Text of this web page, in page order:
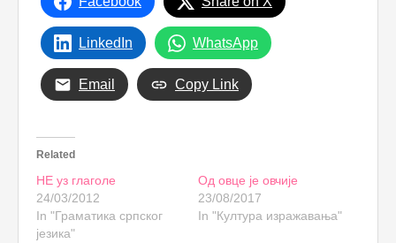
LinkedIn WhatsApp
Email Copy Link
Related
НЕ уз глаголе
24/03/2012
In "Граматика српског
језика"
Од овце је овчије
23/08/2017
In "Култура изражавања"